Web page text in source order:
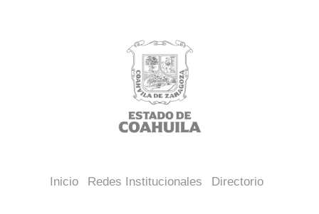
Inicio Redes Institucionales Directorio